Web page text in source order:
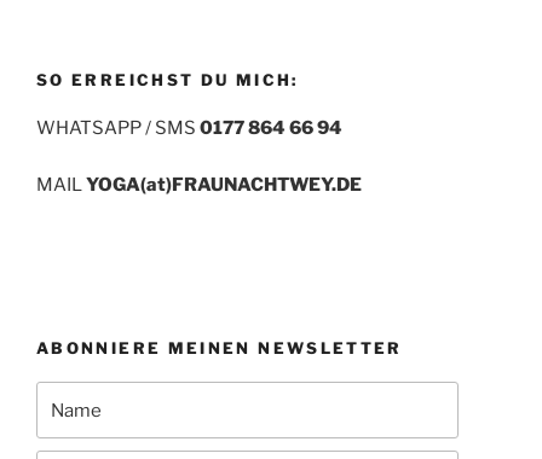
SO ERREICHST DU MICH:
WHATSAPP / SMS 0177 864 66 94
MAILYOGA(at)FRAUNACHTWEY.DE
ABONNIERE MEINEN NEWSLETTER